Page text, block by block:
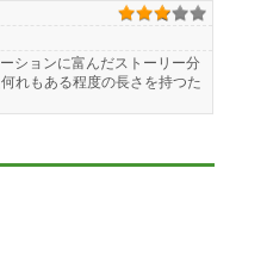
ションに富んだストーリー分
れもある程度の長さを持つた